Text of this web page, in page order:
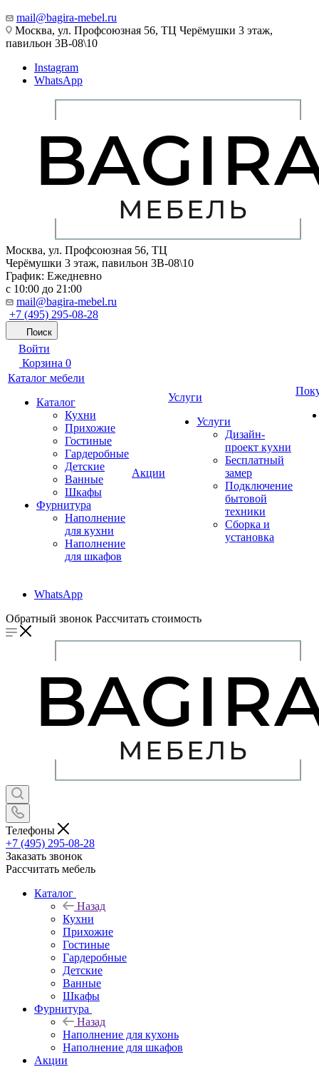
mail@bagira-mebel.ru
Москва, ул. Профсоюзная 56, ТЦ Черёмушки 3 этаж,
павильон 3В-08\10
Instagram
WhatsApp
Москва, ул. Профсоюзная 56, ТЦ
Черёмушки 3 этаж, павильон 3В-08\10
График: Ежедневно
с 10:00 до 21:00
mail@bagira-mebel.ru
+7 (495) 295-08-28
Поиск
Войти
Корзина 0
Каталог мебели
Каталог
Кухни
Прихожие
Гостиные
Гардеробные
Детские
Ванные
Шкафы
Фурнитура
Наполнение
для кухни
Наполнение
для шкафов
Акции
Услуги
Услуги
Дизайн-
проект кухни
Бесплатный
замер
Подключение
бытовой
техники
Сборка и
установка
WhatsApp
Обратный звонок Рассчитать стоимость
Телефоны
+7 (495) 295-08-28
Заказать звонок
Рассчитать мебель
Каталог
Назад
Кухни
Прихожие
Гостиные
Гардеробные
Детские
Ванные
Шкафы
Фурнитура
Назад
Наполнение для кухонь
Наполнение для шкафов
Акции